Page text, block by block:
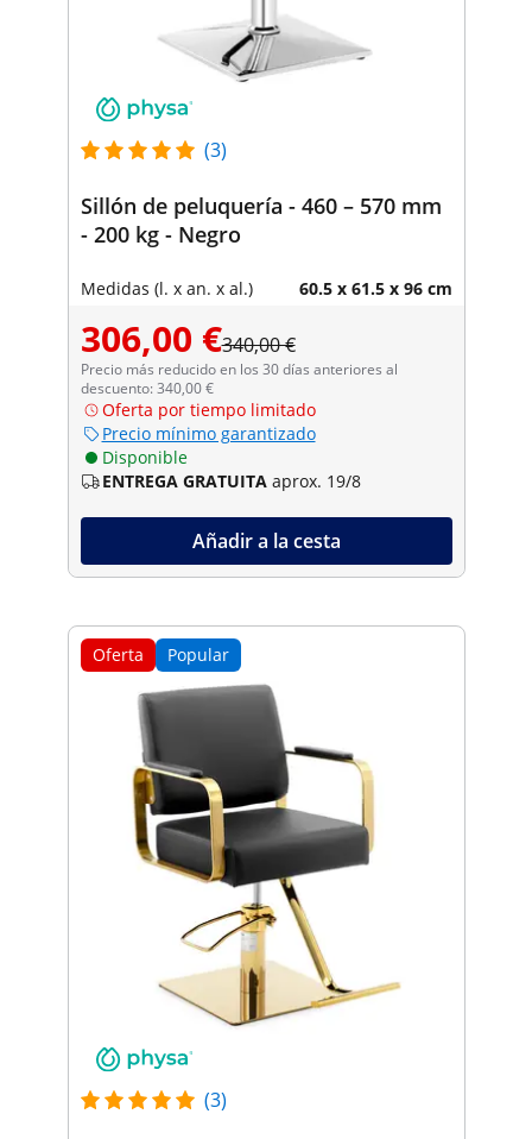
(3)
Sillón de peluquería - 460 – 570 mm
- 200 kg - Negro
Medidas (l. x an. x al.) 60.5 x 61.5 x 96 cm
306,00 €340,00 €
Precio más reducido en los 30 días anteriores al
descuento: 340,00 €
Oferta por tiempo limitado
Precio mínimo garantizado
Disponible
ENTREGA GRATUITA aprox. 19/8
Añadir a la cesta
Oferta Popular
(3)